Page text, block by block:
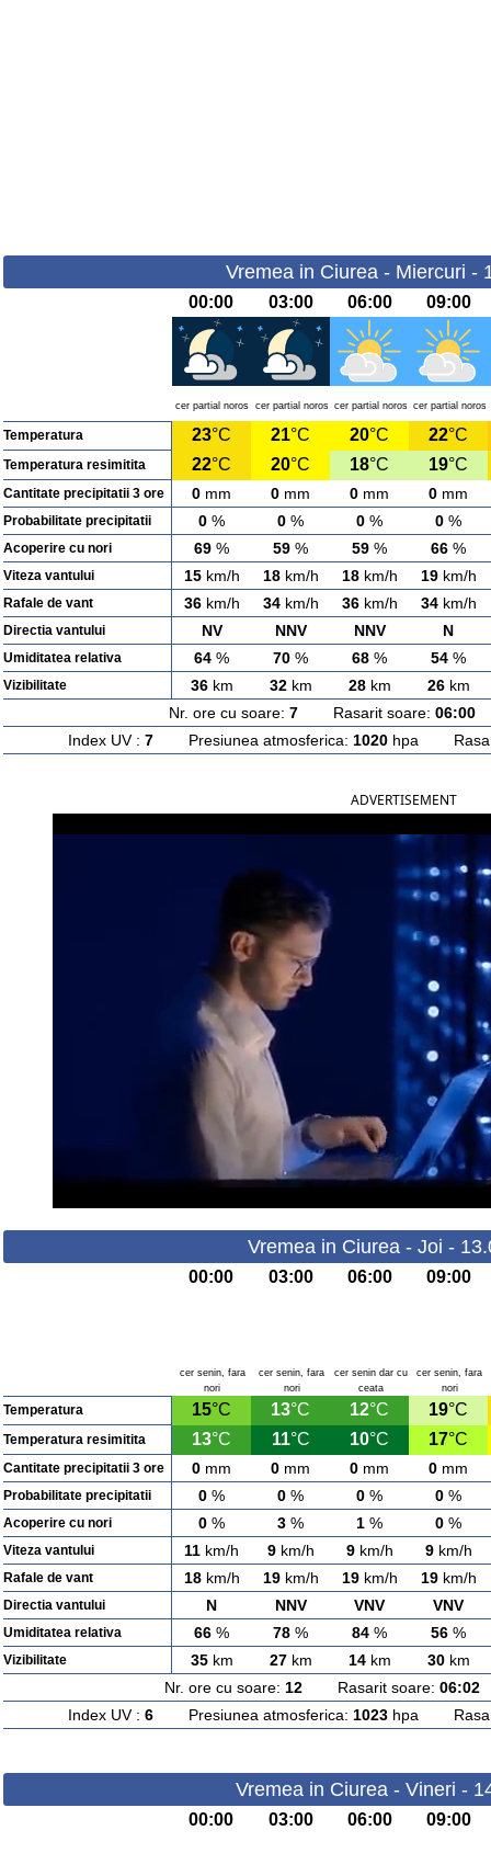
Vremea in Ciurea - Miercuri -
00:00 03:00 06:00 09:00
cer partial noros cer partial noros cer partial noros cer partial noros
Temperatura 23°C 21°C 20°C 22°C
Temperatura resimitita 22°C 20°C 18°C 19°C
Cantitate precipitatii 3 ore 0 mm 0 mm 0 mm 0 mm
Probabilitate precipitatii 0 % 0 % 0 % 0 %
Acoperire cu nori 69 % 59 % 59 % 66 %
Viteza vantului 15km/h 18km/h 18km/h 19km/h
Rafale de vant 36km/h 34km/h 36km/h 34km/h
Directia vantului NV NNV NNV N
Umiditatea relativa 64 % 70 % 68 % 54 %
Vizibilitate 36km 32km 28km 26km
Nr. ore cu soare: 7Rasarit soare: 06:00
Index UV : 7Presiunea atmosferica: 1020hpa
ADVERTISEMENT
Vremea in Ciurea - Joi -
00:00 03:00 06:00 09:00
cer senin, fara
nori
cer senin, fara
nori
cer senin dar cu
ceata
cer senin, fara
nori
Temperatura 15°C 13°C 12°C 19°C
Temperatura resimitita 13°C 11°C 10°C 17°C
Cantitate precipitatii 3 ore 0 mm 0 mm 0 mm 0 mm
Probabilitate precipitatii 0 % 0 % 0 % 0 %
Acoperire cu nori 0 % 3 % 1 % 0 %
Viteza vantului 11 km/h 9km/h 9km/h 9km/h
Rafale de vant 18km/h 19km/h 19km/h 19km/h
Directia vantului N NNV VNV VNV
Umiditatea relativa 66 % 78 % 84 % 56 %
Vizibilitate 35km 27km 14km 30km
Nr. ore cu soare: 12Rasarit soare: 06:02
Index UV : 6Presiunea atmosferica: 1023hpa
Vremea in Ciurea - Vineri -
00:00 03:00 06:00 09:00